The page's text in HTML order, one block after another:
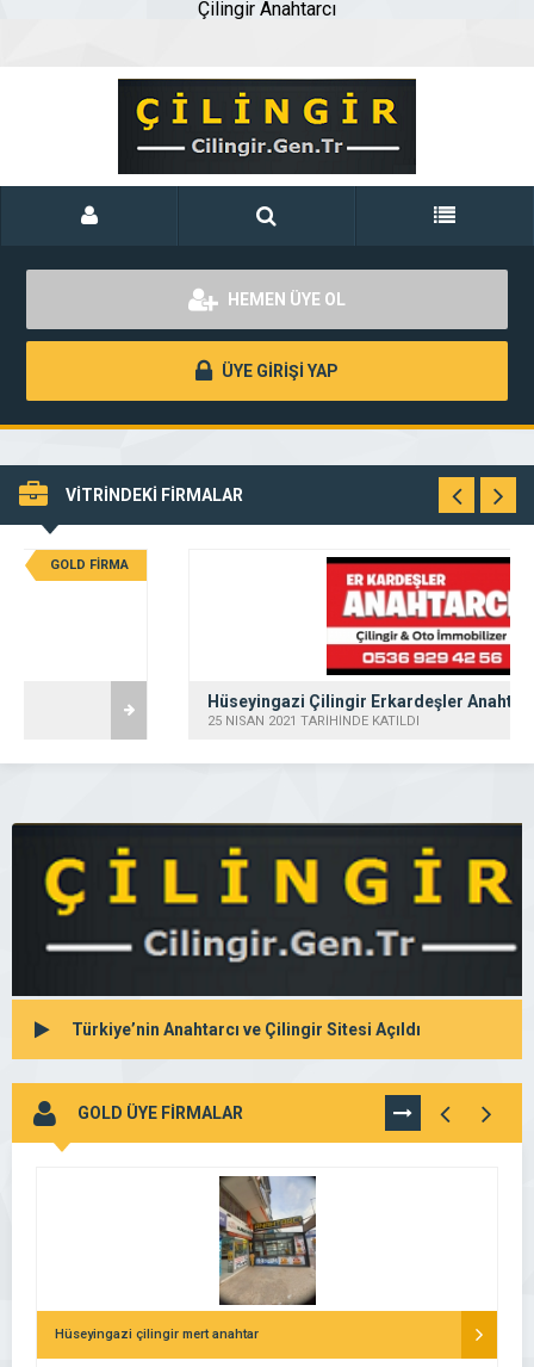
Çilingir Anahtarcı
HEMEN ÜYE OL
ÜYE GİRİŞİ YAP
VİTRİNDEKİ FİRMALAR
GOLD FİRMA
Hüseyingazi Çilingir Erkardeşler Anahtar
25 NISAN 2021 TARİHİNDE KATILDI
Türkiye’nin Anahtarcı ve Çilingir Sitesi Açıldı
GOLD ÜYE FİRMALAR TÜMÜNÜ
GÖR
Hüseyingazi çilingir mert anahtar